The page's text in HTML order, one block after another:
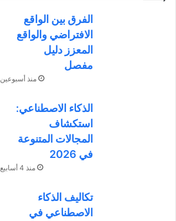
الفرق بين الواقع
الافتراضي والواقع
المعزز دليل
مفصل
منذ أسبوعين
الذكاء الاصطناعي:
استكشاف
المجالات المتنوعة
في 2026
منذ 4 أسابيع
تكاليف الذكاء
الاصطناعي في